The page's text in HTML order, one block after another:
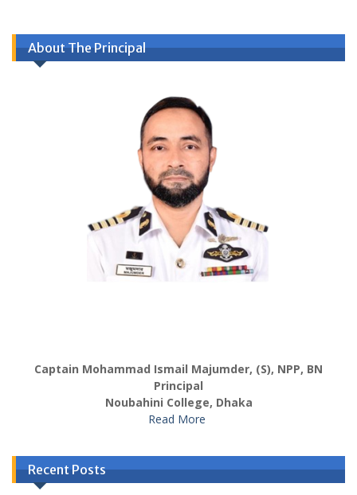
About The Principal
Captain Mohammad Ismail Majumder, (S), NPP, BN
Principal
Noubahini College, Dhaka
Read More
Recent Posts